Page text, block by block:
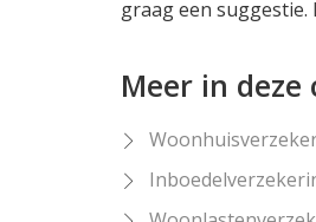
graag een suggestie.
Meer in deze